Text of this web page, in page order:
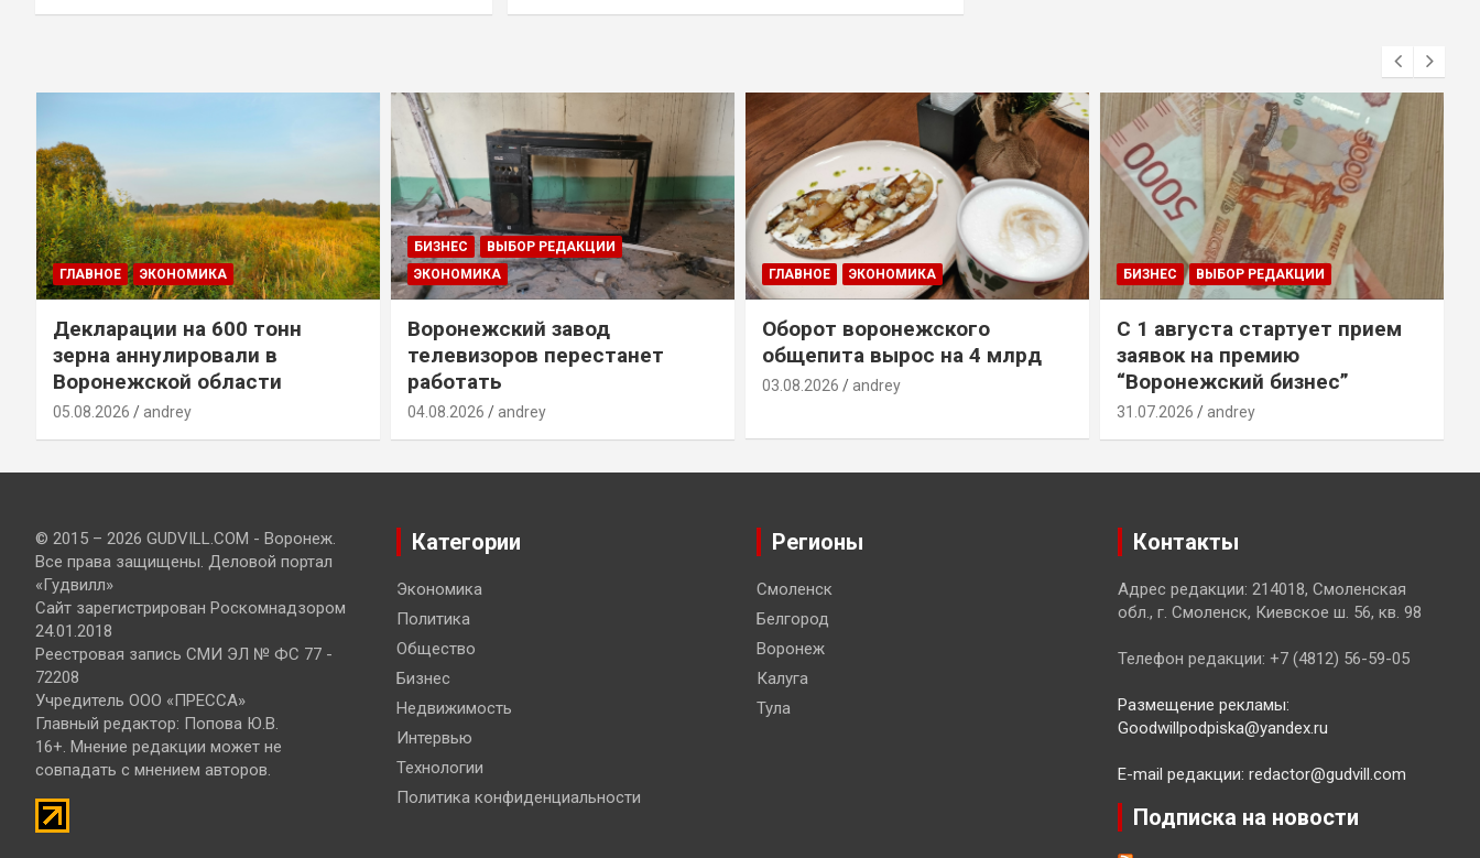
ГЛАВНОЕ ЭКОНОМИКА
Декларации на 600 тонн
зерна аннулировали в
Воронежской области
05.08.2026 andrey
БИЗНЕС
ВЫБОР РЕДАКЦИИ
ЭКОНОМИКА
Воронежский завод
телевизоров перестанет
работать
04.08.2026 andrey
ГЛАВНОЕ ЭКОНОМИКА
Оборот воронежского
общепита вырос на 4 млрд
03.08.2026 andrey
БИЗНЕС ВЫБОР РЕДАКЦИИ
С 1 августа стартует прием
заявок на премию
“Воронежский бизнес”
31.07.2026 andrey
© 2015 – 2026 GUDVILL.COM - Воронеж.
Все права защищены. Деловой портал
«Гудвилл»
Сайт зарегистрирован Роскомнадзором
24.01.2018
Реестровая запись СМИ ЭЛ № ФС 77 -
72208
Учредитель ООО «ПРЕССА»
Главный редактор: Попова Ю.В.
16+. Мнение редакции может не
совпадать с мнением авторов.
Категории
Экономика
Политика
Общество
Бизнес
Недвижимость
Интервью
Технологии
Политика конфиденциальности
Регионы
Смоленск
Белгород
Воронеж
Калуга
Тула
Контакты
Адрес редакции: 214018, Смоленская
обл., г. Смоленск, Киевское ш. 56, кв. 98
Телефон редакции: +7 (4812) 56-59-05
Размещение рекламы:
Goodwillpodpiska@yandex.ru
E-mail редакции: redactor@gudvill.com
Подписка на новости